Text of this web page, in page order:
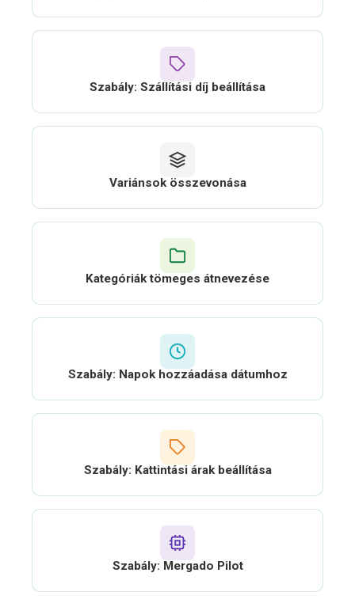
Szabály: Szállítási díj beállítása
Variánsok összevonása
Kategóriák tömeges átnevezése
Szabály: Napok hozzáadása dátumhoz
Szabály: Kattintási árak beállítása
Szabály: Mergado Pilot